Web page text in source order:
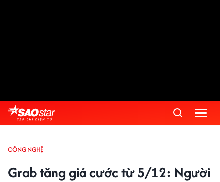
CÔNG NGHỆ
Grab tăng giá cước từ 5/12: Người